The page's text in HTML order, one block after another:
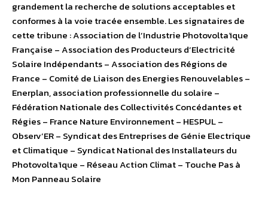
grandement la recherche de solutions acceptables et
conformes à la voie tracée ensemble. Les signataires de
cette tribune : Association de l’Industrie Photovoltaïque
Française – Association des Producteurs d’Electricité
Solaire Indépendants – Association des Régions de
France – Comité de Liaison des Energies Renouvelables –
Enerplan, association professionnelle du solaire –
Fédération Nationale des Collectivités Concédantes et
Régies – France Nature Environnement – HESPUL –
Observ’ER – Syndicat des Entreprises de Génie Electrique
et Climatique – Syndicat National des Installateurs du
Photovoltaïque – Réseau Action Climat – Touche Pas à
Mon Panneau Solaire